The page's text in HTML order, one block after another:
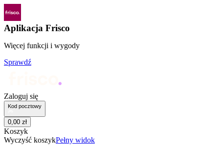
Aplikacja Frisco
Więcej funkcji i wygody
Sprawdź
Zaloguj się
Kod pocztowy
0,00 zł
Koszyk
Wyczyść koszykPełny widok